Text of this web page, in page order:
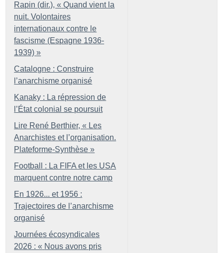
Rapin (dir.), « Quand vient la
nuit. Volontaires
internationaux contre le
fascisme (Espagne 1936-
1939) »
Catalogne : Construire
l’anarchisme organisé
Kanaky : La répression de
l’État colonial se poursuit
Lire René Berthier, « Les
Anarchistes et l’organisation.
Plateforme-Synthèse »
Football : La FIFA et les USA
marquent contre notre camp
En 1926... et 1956 :
Trajectoires de l’anarchisme
organisé
Journées écosyndicales
2026 : « Nous avons pris